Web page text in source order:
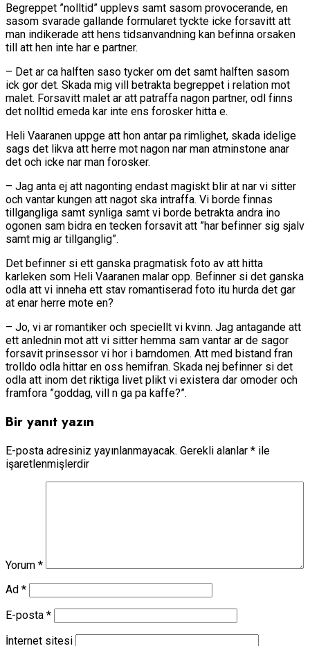
Begreppet ”nolltid” upplevs samt sasom provocerande, en
sasom svarade gallande formularet tyckte icke forsavitt att
man indikerade att hens tidsanvandning kan befinna orsaken
till att hen inte har e partner.
– Det ar ca halften saso tycker om det samt halften sasom
ick gor det. Skada mig vill betrakta begreppet i relation mot
malet. Forsavitt malet ar att patraffa nagon partner, odl finns
det nolltid emeda kar inte ens forosker hitta e.
Heli Vaaranen uppge att hon antar pa rimlighet, skada idelige
sags det likva att herre mot nagon nar man atminstone anar
det och icke nar man forosker.
– Jag anta ej att nagonting endast magiskt blir at nar vi sitter
och vantar kungen att nagot ska intraffa. Vi borde finnas
tillgangliga samt synliga samt vi borde betrakta andra ino
ogonen sam bidra en tecken forsavit att ”har befinner sig sjalv
samt mig ar tillganglig”.
Det befinner si ett ganska pragmatisk foto av att hitta
karleken som Heli Vaaranen malar opp. Befinner si det ganska
odla att vi inneha ett stav romantiserad foto itu hurda det gar
at enar herre mote en?
– Jo, vi ar romantiker och speciellt vi kvinn. Jag antagande att
ett anlednin mot att vi sitter hemma sam vantar ar de sagor
forsavit prinsessor vi hor i barndomen. Att med bistand fran
trolldo odla hittar en oss hemifran. Skada nej befinner si det
odla att inom det riktiga livet plikt vi existera dar omoder och
framfora ”goddag, vill n ga pa kaffe?”.
Bir yanıt yazın
E-posta adresiniz yayınlanmayacak. Gerekli alanlar * ile
işaretlenmişlerdir
Yorum *
Ad *
E-posta *
İnternet sitesi